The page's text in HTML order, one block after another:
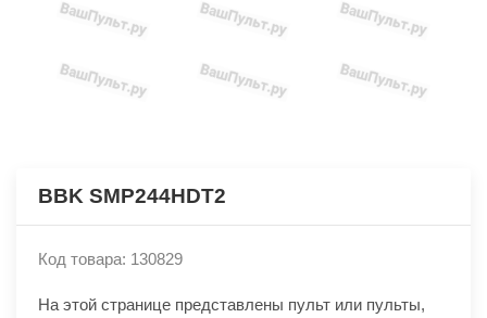
BBK SMP244HDT2
Код товара: 130829
На этой странице представлены пульт или пульты,